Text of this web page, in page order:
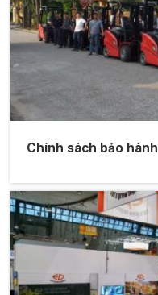
Chính sách bảo hành